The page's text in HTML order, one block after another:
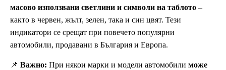
масово използвани светлини и символи на таблото –
както в червен, жълт, зелен, така и син цвят. Тези
индикатори се срещат при повечето популярни
автомобили, продавани в България и Европа.
📌 Важно: При някои марки и модели автомобили може